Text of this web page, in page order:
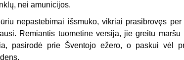
nei amunicijos.
nepastebimai išsmuko, vikriai prasibrovęs per
Remiantis tuometine versija, jie greitu maršu
pasirodė prie Šventojo ežero, o paskui vėl